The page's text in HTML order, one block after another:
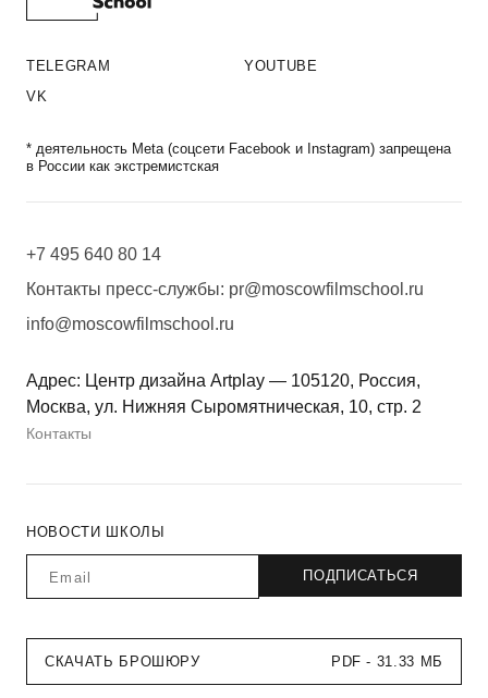
TELEGRAM
YOUTUBE
VK
* деятельность Meta (соцсети Facebook и Instagram) запрещена
в России как экстремистская
+7 495 640 80 14
Контакты пресс-службы: pr@moscowfilmschool.ru
info@moscowfilmschool.ru
Адрес: Центр дизайна Artplay — 105120, Россия,
Москва, ул. Нижняя Сыромятническая, 10, стр. 2
Контакты
НОВОСТИ ШКОЛЫ
СКАЧАТЬ БРОШЮРУ PDF - 31.33 МБ